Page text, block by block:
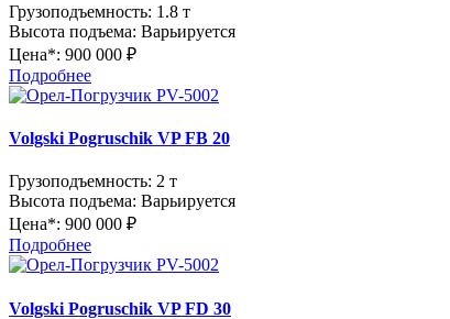
Грузоподъемность: 1.8 т
Высота подъема: Варьируется
Цена*: 900 000 ₽
Подробнее
Volgski Pogruschik VP FB 20
Грузоподъемность: 2 т
Высота подъема: Варьируется
Цена*: 900 000 ₽
Подробнее
Volgski Pogruschik VP FD 30